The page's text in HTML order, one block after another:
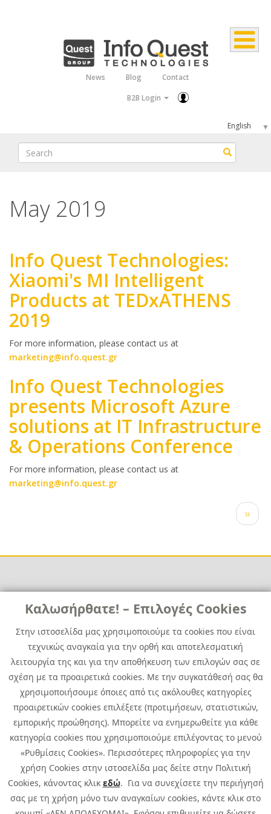
Καλωσήρθατε! – Επιλογές Cookies
Στην ιστοσελίδα μας χρησιμοποιούμε τα cookies που είναι
τεχνικώς αναγκαία για την ορθή και αποτελεσματική
λειτουργία της και για την αποθήκευση των επιλογών σας σε
σχέση με τα προαιρετικά cookies. Με την συγκατάθεσή σας θα
χρησιμοποιήσουμε όποιες από τις ακόλουθες κατηγορίες
προαιρετικών cookies επιλέξετε (προτιμήσεων, στατιστικών,
εμπορικής προώθησης). Μπορείτε να ενημερωθείτε για κάθε
κατηγορία cookies που χρησιμοποιούμε επιλέγοντας το μενού
«Ρυθμίσεις Cookies». Περισσότερες πληροφορίες για την
χρήση Cookies στην ιστοσελίδα μας δείτε στην Πολιτική
Cookies, κάνοντας κλικ εδώ. Για να συνεχίσετε την περιήγησή
σας με τη χρήση μόνο των αναγκαίων cookies, κάντε κλικ στο
News Blog
Contact
B2B Login
Select
your
language
Search Search
May 2019
Info Quest Technologies:
Xiaomi's MI Intelligent
Products at TEDxATHENS
2019
Body
For more information, please contact us at
marketing@info.quest.gr
Info Quest Technologies
presents Microsoft Azure
solutions at IT Infrastructure
& Operations Conference
Body
For more information, please contact us at
marketing@info.quest.gr
Next
page
››
Χρήσιμα
News
Media Kit
Career
Quest Group